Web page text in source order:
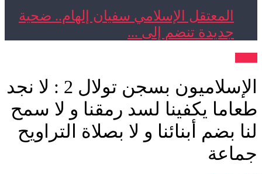
المعتقل الإسلامي سفيان إلهام.. ضحية
جديدة تنضم إلى ...
الإسلاميون بسجن تولال 2 : لا نجد
يكفينا لسد رمقنا و لا سمح
بضم أبنائنا و لا بصلاة التراويح